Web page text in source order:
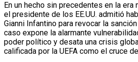
En un hecho sin precedentes en la
el presidente de los EE.UU. admitió
Gianni Infantino para revocar la
caso expone la alarmante
poder político y desata una crisis
calificada por la UEFA como el cruce